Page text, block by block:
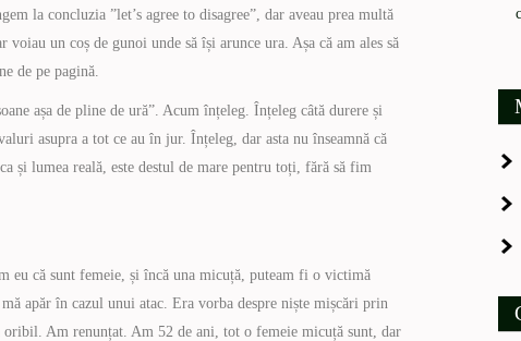
la concluzia ”let’s agree to disagree”, dar aveau prea multă
un coș de gunoi unde să își arunce ura. Așa că am ales să
de pe pagină.
așa de pline de ură”. Acum înțeleg. Înțeleg câtă durere și
asupra a tot ce au în jur. Înțeleg, dar asta nu înseamnă că
și lumea reală, este destul de mare pentru toți, fără să fim
eu că sunt femeie, și încă una micuță, puteam fi o victimă
apăr în cazul unui atac. Era vorba despre niște mișcări prin
oribil. Am renunțat. Am 52 de ani, tot o femeie micuță sunt, dar